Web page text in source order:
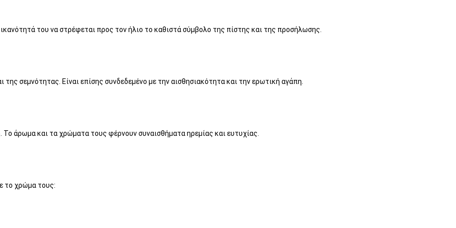
του να στρέφεται προς τον ήλιο το καθιστά σύμβολο της πίστης και της προσήλωσης.
της σεμνότητας. Είναι επίσης συνδεδεμένο με την αισθησιακότητα και την ερωτική αγάπη.
άρωμα και τα χρώματα τους φέρνουν συναισθήματα ηρεμίας και ευτυχίας.
το χρώμα τους: